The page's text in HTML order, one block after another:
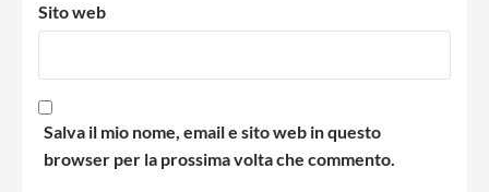
Sito web
Salva il mio nome, email e sito web in questo
browser per la prossima volta che commento.